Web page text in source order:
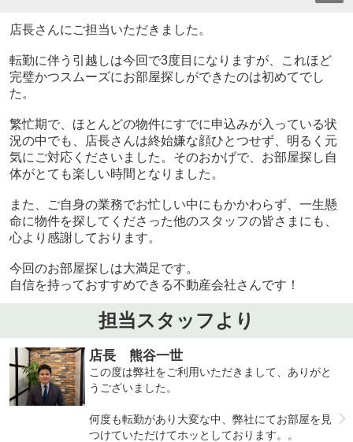
店長さんにご担当いただきました。
転勤に伴う引越しは今回で3度目になりますが、これほど
完璧かつスムーズにお部屋探しができたのは初めてでし
た。
繁忙期で、ほとんどの物件にすでに申込みが入っている状
況の中でも、店長さんは終始嫌な顔ひとつせず、明るく元
気にご対応くださいました。そのおかげで、お部屋探し自
体がとても楽しい時間となりました。
また、ご自身の業務でお忙しい中にもかかわらず、一生懸
命に物件を探してくださった他のスタッフの皆さまにも、
心より感謝しております。
今回のお部屋探しは大満足です。
自信を持っておすすめできる不動産会社さんです！
担当スタッフより
店長 熊谷一世
この度は弊社をご利用いただきまして、ありがと
うございました。
何度も転勤があり大変な中、弊社にてお部屋を見
つけていただけてホッとしております。。